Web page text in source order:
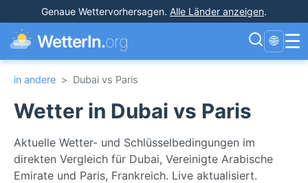
Genaue Wettervorhersagen. Alle Länder anzeigen.
WetterIn.org 🌐 ☰
in andere > Dubai vs Paris
Wetter in Dubai vs Paris
Aktuelle Wetter- und Schlüsselbedingungen im
direkten Vergleich für Dubai, Vereinigte Arabische
Emirate und Paris, Frankreich. Live aktualisiert.